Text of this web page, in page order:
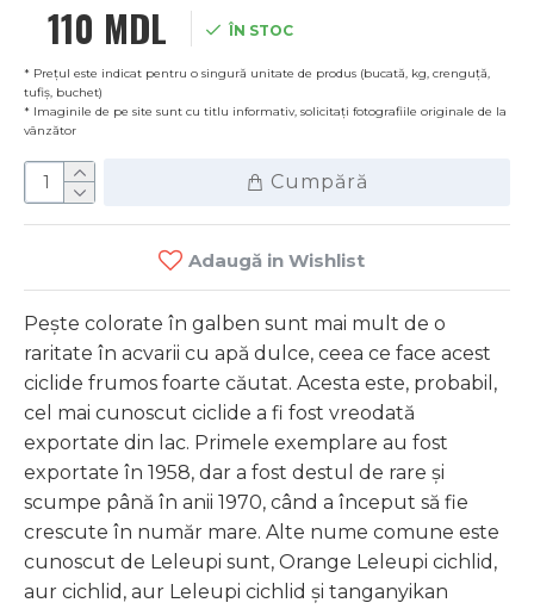
110 MDL ÎN STOC
* Prețul este indicat pentru o singură unitate de produs (bucată, kg, crenguță,
tufiș, buchet)
* Imaginile de pe site sunt cu titlu informativ, solicitați fotografiile originale de la
vânzător
Cumpără
Adaugă in Wishlist
Pește colorate în galben sunt mai mult de o
raritate în acvarii cu apă dulce, ceea ce face acest
ciclide frumos foarte căutat. Acesta este, probabil,
cel mai cunoscut ciclide a fi fost vreodată
exportate din lac. Primele exemplare au fost
exportate în 1958, dar a fost destul de rare și
scumpe până în anii 1970, când a început să fie
crescute în număr mare. Alte nume comune este
cunoscut de Leleupi sunt, Orange Leleupi cichlid,
aur cichlid, aur Leleupi cichlid și tanganyikan